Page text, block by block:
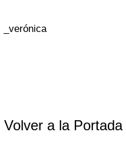
_verónica
Volver a la Portada